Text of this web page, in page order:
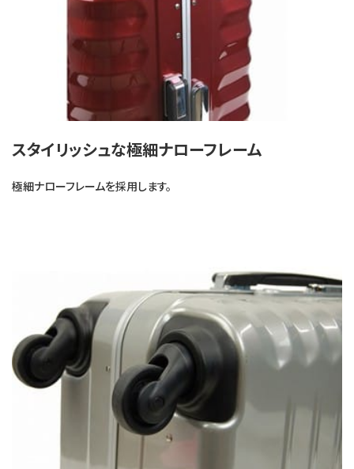
スタイリッシュな極細ナローフレーム
極細ナローフレームを採用します。